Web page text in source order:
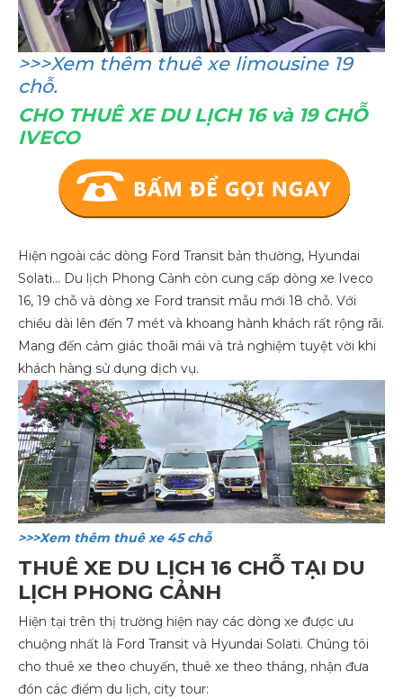
>>>Xem thêm thuê xe limousine 19
chỗ.
CHO THUÊ XE DU LỊCH 16 và 19 CHỖ
IVECO
Hiện ngoài các dòng Ford Transit bản thường, Hyundai
Solati… Du lịch Phong Cảnh còn cung cấp dòng xe Iveco
16, 19 chỗ và dòng xe Ford transit mẫu mới 18 chỗ. Với
chiều dài lên đến 7 mét và khoang hành khách rất rộng rãi.
Mang đến cảm giác thoãi mái và trả nghiệm tuyệt vời khi
khách hàng sử dụng dịch vụ.
>>>Xem thêm thuê xe 45 chỗ
THUÊ XE DU LỊCH 16 CHỖ TẠI DU
LỊCH PHONG CẢNH
Hiện tại trên thị trường hiện nay các dòng xe được ưu
chuộng nhất là Ford Transit và Hyundai Solati. Chúng tôi
cho thuê xe theo chuyến, thuê xe theo tháng, nhận đưa
đón các điểm du lịch, city tour: